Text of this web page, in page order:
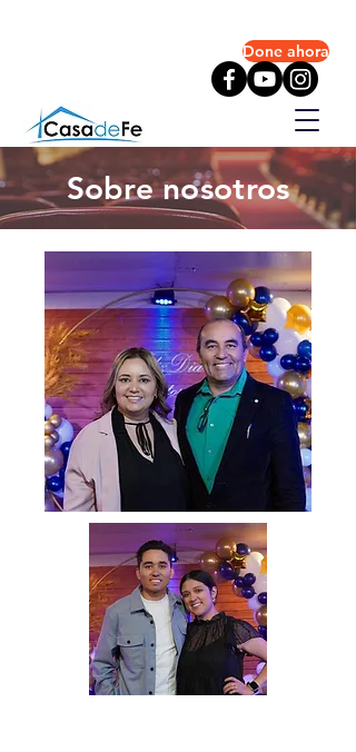
Done ahora
Sobre nosotros